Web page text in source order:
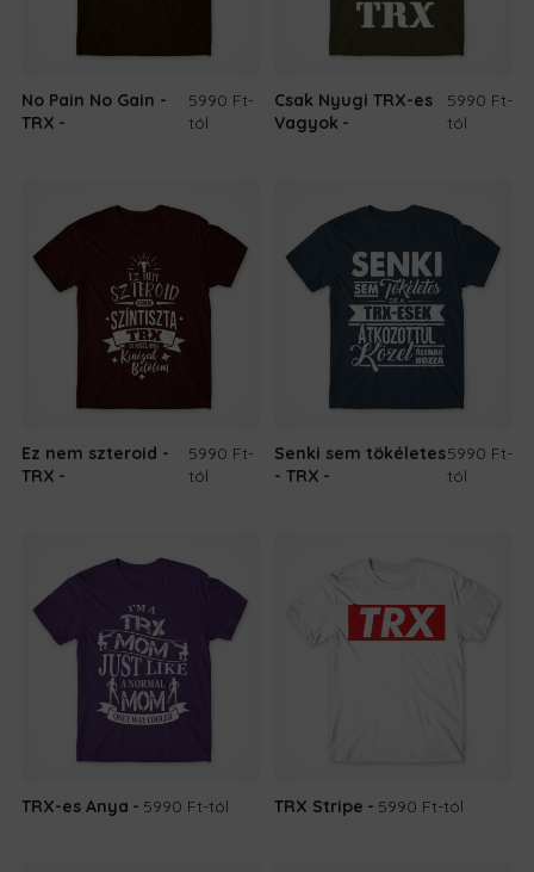
No Pain No Gain -
TRX
5990 Ft-
tól
Csak Nyugi TRX-es
Vagyok
5990 Ft-
tól
Ez nem szteroid -
TRX
5990 Ft-
tól
Senki sem tökéletes
- TRX
5990 Ft-
tól
TRX-es Anya 5990 Ft-tól TRX Stripe 5990 Ft-tól